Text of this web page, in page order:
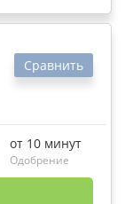
Сравнить
от 10 минут
Одобрение